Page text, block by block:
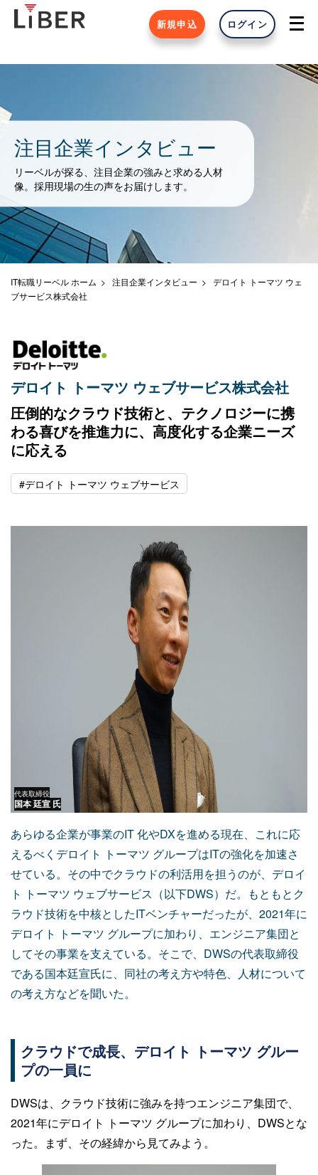
新規申込 ログイン
注目企業インタビュー
リーベルが探る、注目企業の強みと求める人材
像。採用現場の生の声をお届けします。
IT転職リーベル ホーム 注目企業インタビュー
デロイト トーマツ ウェ
ブサービス株式会社
デロイト トーマツ ウェブサービス株式会社
圧倒的なクラウド技術と、テクノロジーに携
わる喜びを推進力に、高度化する企業ニーズ
に応える
#デロイト トーマツ ウェブサービス
代表取締役
国本 廷宣 氏
あらゆる企業が事業のIT 化やDXを進める現在、これに応
えるべくデロイト トーマツ グループはITの強化を加速さ
せている。その中でクラウドの利活用を担うのが、デロイ
ト トーマツ ウェブサービス（以下DWS）だ。もともとク
ラウド技術を中核としたITベンチャーだったが、2021年に
デロイト トーマツ グループに加わり、エンジニア集団と
してその事業を支えている。そこで、DWSの代表取締役
である国本廷宣氏に、同社の考え方や特色、人材について
の考え方などを聞いた。
クラウドで成長、デロイト トーマツ グルー
プの一員に
DWSは、クラウド技術に強みを持つエンジニア集団で、
2021年にデロイト トーマツ グループに加わり、DWSとな
った。まず、その経緯から見てみよう。